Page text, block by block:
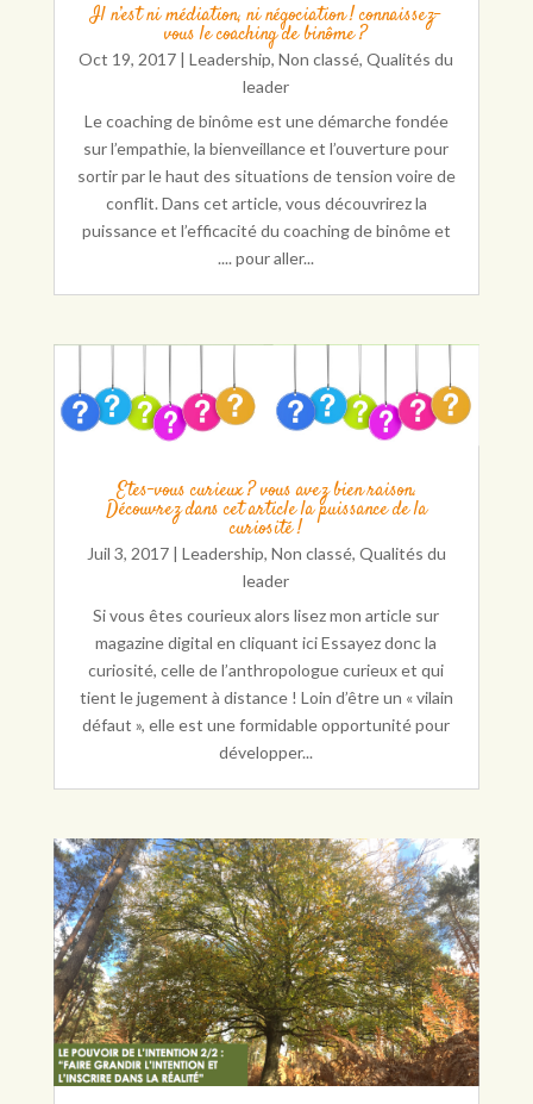
Il n’est ni médiation, ni négociation ! connaissez-
vous le coaching de binôme ?
Oct 19, 2017 |Leadership,Non classé,Qualités du
leader
Le coaching de binôme est une démarche fondée
sur l’empathie, la bienveillance et l’ouverture pour
sortir par le haut des situations de tension voire de
conflit. Dans cet article, vous découvrirez la
puissance et l’efficacité du coaching de binôme et
.... pour aller...
Etes-vous curieux ? vous avez bien raison.
Découvrez dans cet article la puissance de la
curiosité !
Juil 3, 2017| Leadership, Non classé, Qualités du
leader
Si vous êtes courieux alors lisez mon article sur
magazine digital en cliquant ici Essayez donc la
curiosité, celle de l’anthropologue curieux et qui
tient le jugement à distance ! Loin d’être un « vilain
défaut », elle est une formidable opportunité pour
développer...